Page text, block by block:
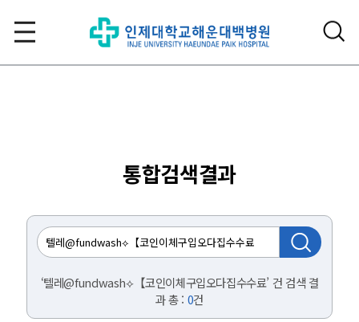
통합검색결과
‘텔레@fundwash⟡【코인이체구입오다집수수료’ 건 검색 결
과 총 : 0건